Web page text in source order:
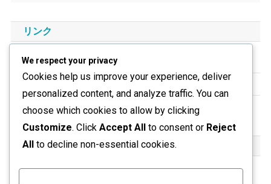
リンク
コンテンツ
私たちについて
お問い合わせ
カテゴリ
We respect your privacy
Cookies help us improve your experience, deliver
personalized content, and analyze traffic. You can
choose which cookies to allow by clicking
Customize. Click Accept All to consent or Reject
All to decline non-essential cookies.